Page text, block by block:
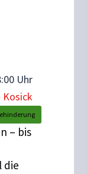
Uhr
Kosick
– bis
die